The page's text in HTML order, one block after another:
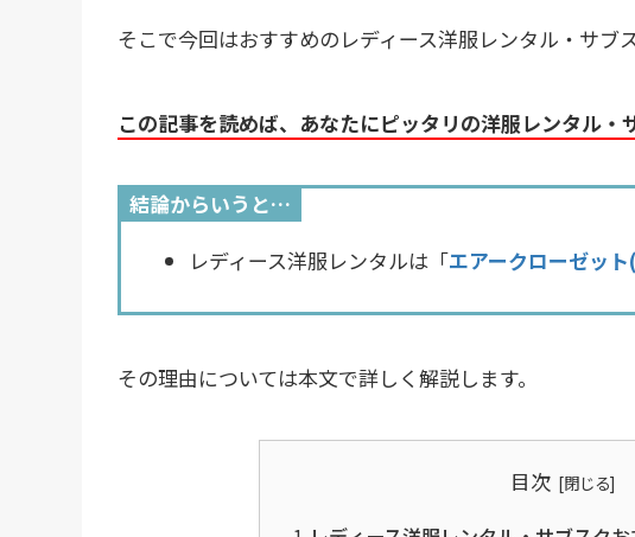
そこで今回はおすすめのレディース洋服レンタル・サブ
この記事を読めば、あなたにピッタリの洋服レンタル・
結論からいうと…
レディース洋服レンタルは「エアークローゼッ
その理由については本文で詳しく解説します。
目次